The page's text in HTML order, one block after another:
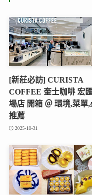
[新莊必訪] CURISTA
COFFEE 奎士咖啡 宏
場店 開箱 ＠ 環境,菜單,
推薦
2025-10-31